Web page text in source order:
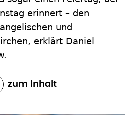
erinnert – den
und
erklärt Daniel
zum Inhalt